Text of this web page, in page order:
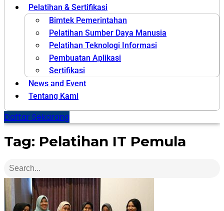
Pelatihan & Sertifikasi
Bimtek Pemerintahan
Pelatihan Sumber Daya Manusia
Pelatihan Teknologi Informasi
Pembuatan Aplikasi
Sertifikasi
News and Event
Tentang Kami
Daftar Sekarang
Tag: Pelatihan IT Pemula